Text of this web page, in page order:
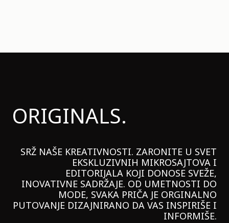
ORIGINALS.
SRŽ NAŠE KREATIVNOSTI. ZARONITE U SVET
EKSKLUZIVNIH MIKROSAJTOVA I
EDITORIJALA KOJI DONOSE SVEŽE,
INOVATIVNE SADRŽAJE. OD UMETNOSTI DO
MODE, SVAKA PRIČA JE ORGINALNO
PUTOVANJE DIZAJNIRANO DA VAS INSPIRIŠE I
INFORMIŠE.